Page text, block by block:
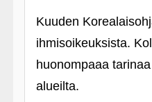
Kuuden
ihmisoikeuksista.
huonompaaa
alueilta.